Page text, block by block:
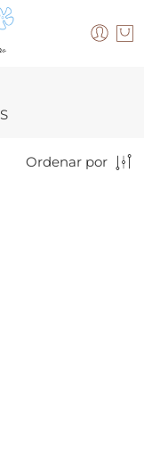
Ordenar por